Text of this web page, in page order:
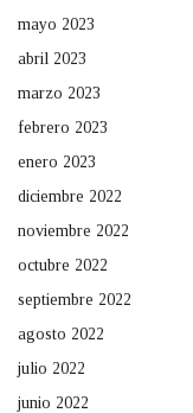
mayo 2023
abril 2023
marzo 2023
febrero 2023
enero 2023
diciembre 2022
noviembre 2022
octubre 2022
septiembre 2022
agosto 2022
julio 2022
junio 2022